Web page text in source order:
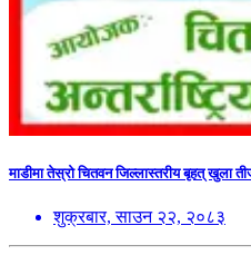
माडीमा तेस्रो चितवन जिल्लास्तरीय बृहत् खुला
शुक्रबार, साउन २२, २०८३